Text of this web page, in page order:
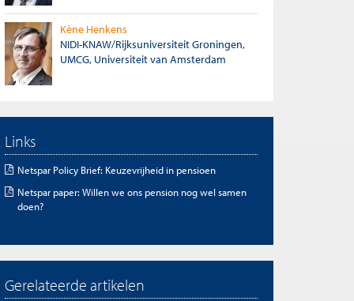
Kène Henkens
NIDI-KNAW/Rijksuniversiteit Groningen,
UMCG, Universiteit van Amsterdam
Links
Netspar Policy Brief: Keuzevrijheid in pensioen
Netspar paper: Willen we ons pension nog wel samen
doen?
Gerelateerde artikelen